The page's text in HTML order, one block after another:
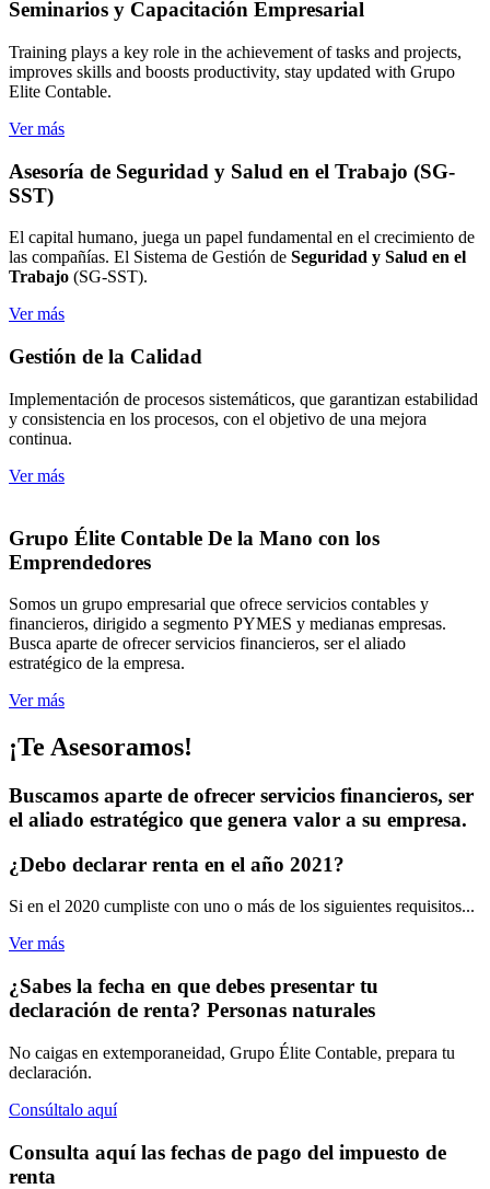
Seminarios y Capacitación Empresarial
Training plays a key role in the achievement of tasks and projects,
improves skills and boosts productivity, stay updated with Grupo
Elite Contable.
Ver más
Asesoría de Seguridad y Salud en el Trabajo (SG-
SST)
El capital humano, juega un papel fundamental en el crecimiento de
las compañías. El Sistema de Gestión de Seguridad y Salud en el
Trabajo (SG-SST).
Ver más
Gestión de la Calidad
Implementación de procesos sistemáticos, que garantizan estabilidad
y consistencia en los procesos, con el objetivo de una mejora
continua.
Ver más
Grupo Élite Contable De la Mano con los
Emprendedores
Somos un grupo empresarial que ofrece servicios contables y
financieros, dirigido a segmento PYMES y medianas empresas.
Busca aparte de ofrecer servicios financieros, ser el aliado
estratégico de la empresa.
Ver más
¡Te Asesoramos!
Buscamos aparte de ofrecer servicios financieros, ser
el aliado estratégico que genera valor a su empresa.
¿Debo declarar renta en el año 2021?
Si en el 2020 cumpliste con uno o más de los siguientes requisitos...
Ver más
¿Sabes la fecha en que debes presentar tu
declaración de renta? Personas naturales
No caigas en extemporaneidad, Grupo Élite Contable, prepara tu
declaración.
Consúltalo aquí
Consulta aquí las fechas de pago del impuesto de
renta